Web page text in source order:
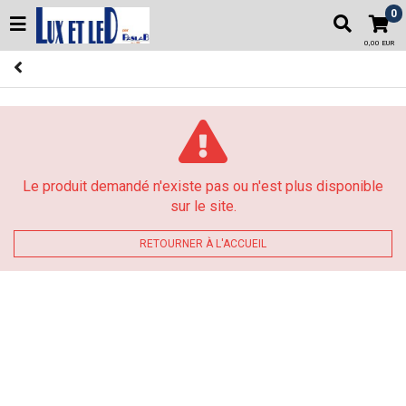
0
0,00 EUR
Le produit demandé n'existe pas ou n'est plus disponible
sur le site.
RETOURNER À L'ACCUEIL